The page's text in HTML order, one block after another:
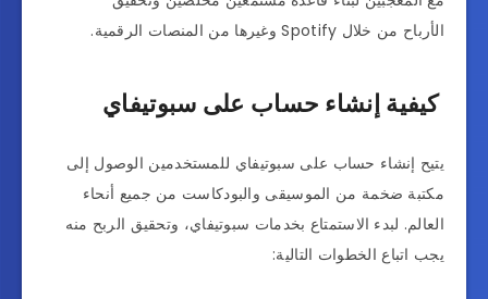
الأرباح من خلال Spotify وغيرها من المنصات الرقمية.
كيفية إنشاء حساب على سبوتيفاي
يتيح إنشاء حساب على سبوتيفاي للمستخدمين الوصول إلى
مكتبة ضخمة من الموسيقى والبودكاست من جميع أنحاء
العالم. لبدء الاستمتاع بخدمات سبوتيفاي، وتحقيق الربح منه
يجب اتباع الخطوات التالية: